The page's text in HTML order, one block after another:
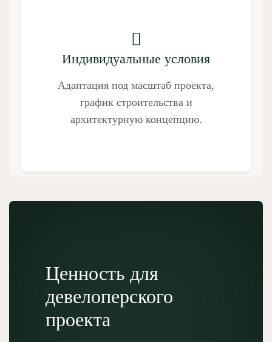
Индивидуальные условия
Адаптация под масштаб проекта,
график строительства и
архитектурную концепцию.
Ценность для
девелоперского
проекта